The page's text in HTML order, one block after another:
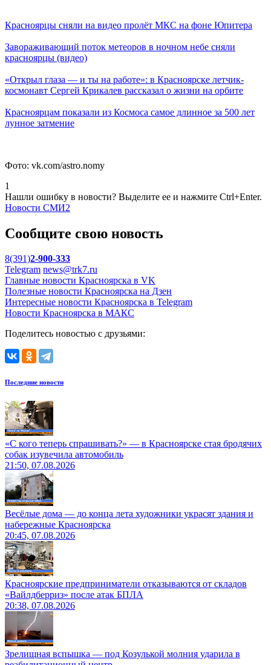
Красноярцы сняли на видео пролёт МКС на фоне Юпитера
Завораживающий поток метеоров в ночном небе сняли
красноярцы (видео)
«Открыл глаза — и ты на работе»: в Красноярске летчик-
космонавт Сергей Крикалев рассказал о жизни на орбите
Красноярцам показали из Космоса самое длинное за 500 лет
лунное затмение
Фото: vk.com/astro.nomy
1
Нашли ошибку в новости? Выделите ее и нажмите Ctrl+Enter.
Новости СМИ2
Сообщите свою новость
8(391)2-900-333
Telegram news@trk7.ru
Главные новости Красноярска в VK
Полезные новости Красноярска на Дзен
Интересные новости Красноярска в Telegram
Новости Красноярска в МАКС
Поделитесь новостью с друзьями:
Последние новости
«С кого теперь спрашивать?» — в Красноярске стая бродячих
собак изувечила автомобиль
21:50, 07.08.2026
Весёлые дома — до конца лета художники украсят здания и
набережные Красноярска
20:45, 07.08.2026
Красноярские предприниматели отказываются от складов
«Вайлдберриз» после атак БПЛА
20:38, 07.08.2026
Зрелищная вспышка — под Козулькой молния ударила в